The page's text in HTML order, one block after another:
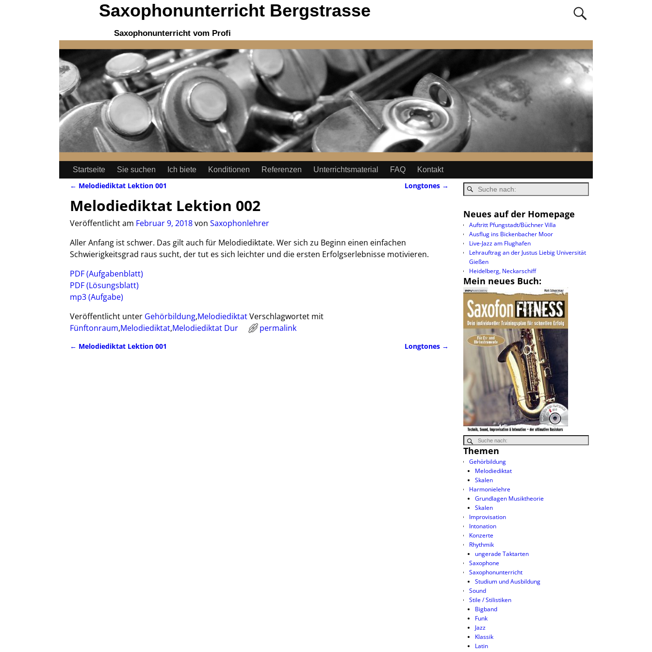
Saxophonunterricht Bergstrasse
Saxophonunterricht vom Profi
Startseite Sie suchen Ich biete Konditionen Referenzen Unterrichtsmaterial FAQ Kontakt
← Melodiediktat Lektion 001 Longtones →
Melodiediktat Lektion 002
Veröffentlicht am Februar 9, 2018von Saxophonlehrer
Aller Anfang ist schwer. Das gilt auch für Melodiediktate. Wer sich zu Beginn einen einfachen
Schwierigkeitsgrad raus sucht, der tut es sich leichter und die ersten Erfolgserlebnisse motivieren.
PDF (Aufgabenblatt)
PDF (Lösungsblatt)
mp3 (Aufgabe)
Veröffentlicht unter Gehörbildung,MelodiediktatVerschlagwortet mit
Fünftonraum,Melodiediktat,Melodiediktat Dur permalink
← Melodiediktat Lektion 001 Longtones →
Neues auf der Homepage
Auftritt Pfungstadt/Büchner Villa
Ausflug ins Bickenbacher Moor
Live-Jazz am Flughafen
Lehrauftrag an der Justus Liebig Universität
Gießen
Heidelberg, Neckarschiff
Mein neues Buch:
Themen
Gehörbildung
Melodiediktat
Skalen
Harmonielehre
Grundlagen Musiktheorie
Skalen
Improvisation
Intonation
Konzerte
Rhythmik
ungerade Taktarten
Saxophone
Saxophonunterricht
Studium und Ausbildung
Sound
Stile / Stilistiken
Bigband
Funk
Jazz
Klassik
Latin